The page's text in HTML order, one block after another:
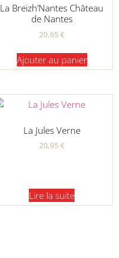
La Breizh’Nantes Château
de Nantes
20,65€
Ajouter au panier
La Jules Verne
20,95€
Lire la suite